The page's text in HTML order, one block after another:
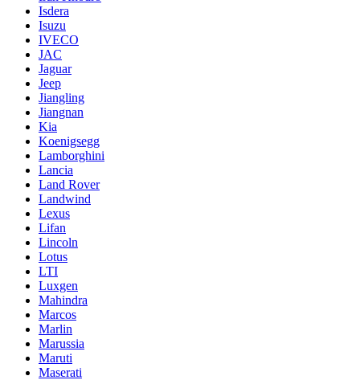
Isdera
Isuzu
IVECO
JAC
Jaguar
Jeep
Jiangling
Jiangnan
Kia
Koenigsegg
Lamborghini
Lancia
Land Rover
Landwind
Lexus
Lifan
Lincoln
Lotus
LTI
Luxgen
Mahindra
Marcos
Marlin
Marussia
Maruti
Maserati